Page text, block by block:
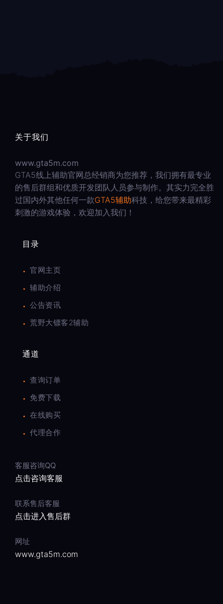
关于我们
www.gta5m.com
GTA5线上辅助官网总经销商为您推荐，我们拥有最专业
的售后群组和优质开发团队人员参与制作。其实力完全胜
过国内外其他任何一款GTA5辅助科技，给您带来最精彩
刺激的游戏体验，欢迎加入我们！
目录
官网主页
辅助介绍
公告资讯
荒野大镖客2辅助
通道
查询订单
免费下载
在线购买
代理合作
客服咨询QQ
点击咨询客服
联系售后客服
点击进入售后群
网址
www.gta5m.com